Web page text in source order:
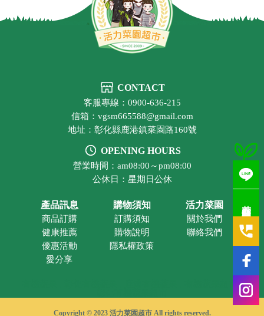
CONTACT
客服專線：0900-636-215
信箱：vgsm665588@gmail.com
地址：彰化縣鹿港鎮菜園路160號
OPENING HOURS
營業時間：am08:00～pm08:00
公休日：星期日公休
產品訊息
商品訂購
健康推薦
優惠活動
愛分享
購物須知
訂購須知
購物說明
隱私權政策
活力菜園
關於我們
聯絡我們
Copyright © 2023 活力菜園超市 All rights reserved.